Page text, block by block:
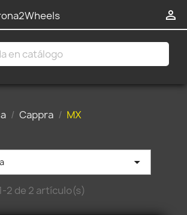

Cappra MX

2 de 2 artículo(s)